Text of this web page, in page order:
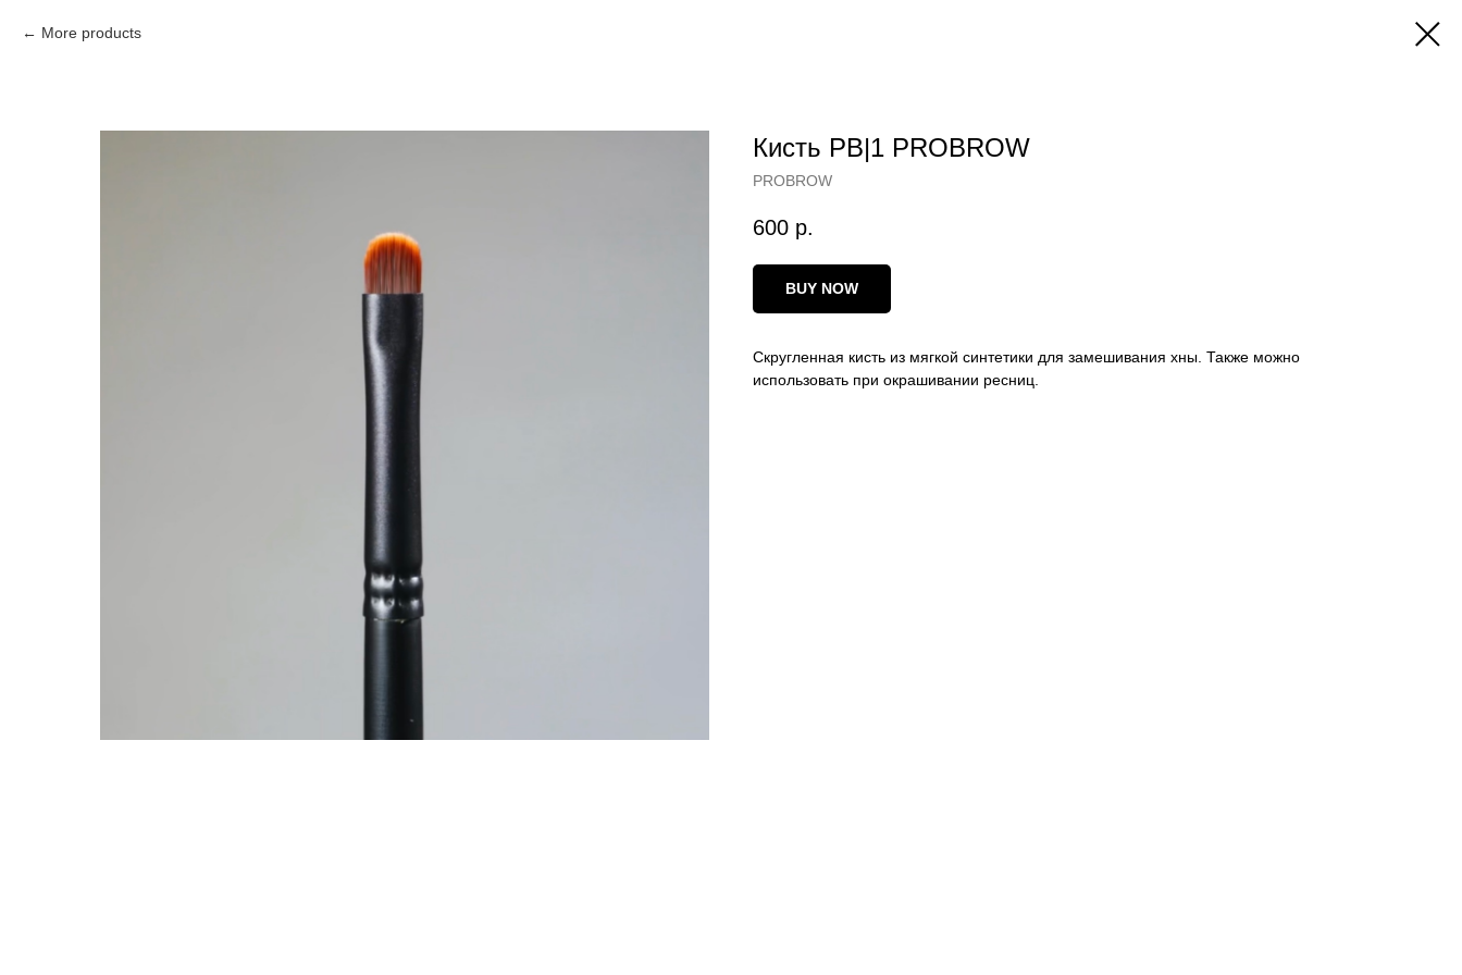
More products
Кисть PB|1 PROBROW
PROBROW
600 р.
BUY NOW
Скругленная кисть из мягкой синтетики для замешивания хны. Также можно
использовать при окрашивании ресниц.